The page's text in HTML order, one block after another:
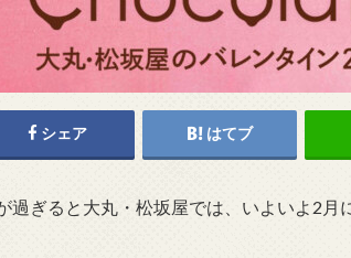
シェア はてブ
過ぎると大丸・松坂屋では、いよいよ2月